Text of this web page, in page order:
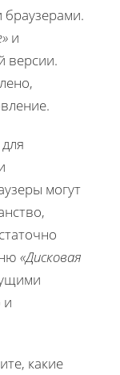
и
версии.
могут
«Дисковая
и
какие